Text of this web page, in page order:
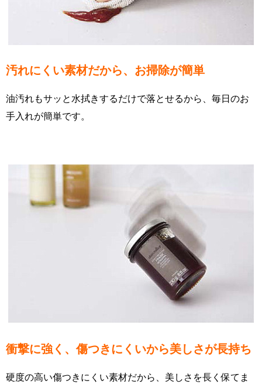
汚れにくい素材だから、お掃除が簡単
油汚れもサッと水拭きするだけで落とせるから、毎日のお
手入れが簡単です。
衝撃に強く、傷つきにくいから美しさが長持ち
硬度の高い傷つきにくい素材だから、美しさを長く保てま